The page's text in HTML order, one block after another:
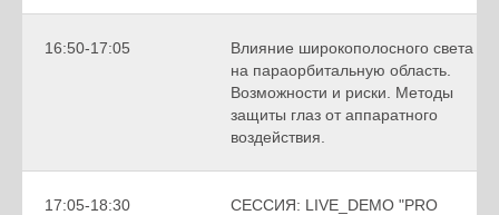
16:50-17:05
Влияние широкополосного света
на параорбитальную область.
Возможности и риски. Методы
защиты глаз от аппаратного
воздействия.
17:05-18:30
СЕССИЯ: LIVE_DEMO "PRO